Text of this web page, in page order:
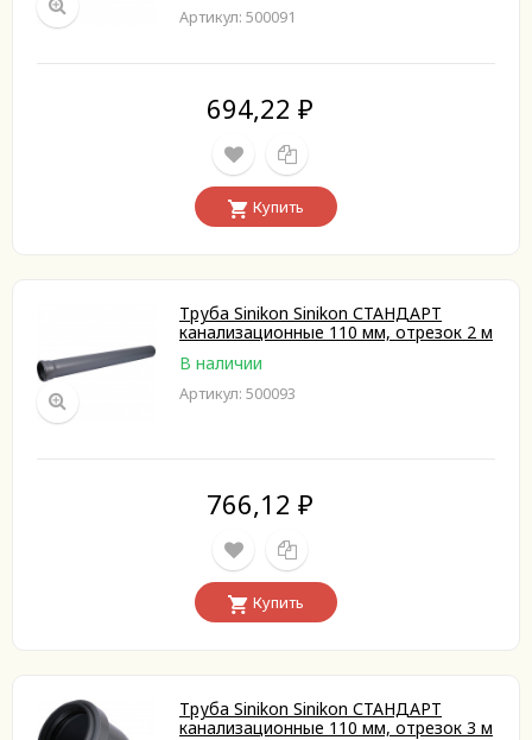
Артикул: 500091
694,22 ₽
Купить
Труба Sinikon Sinikon СТАНДАРТ
канализационные 110 мм, отрезок 2 м
В наличии
Артикул: 500093
766,12 ₽
Купить
Труба Sinikon Sinikon СТАНДАРТ
канализационные 110 мм, отрезок 3 м